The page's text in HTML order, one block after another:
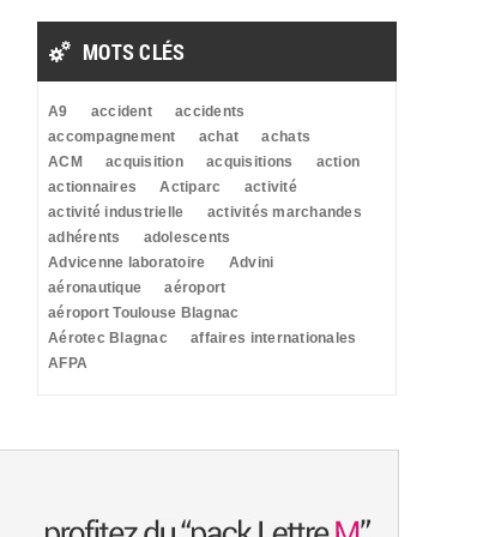
MOTS CLÉS
A9 accident
accidents
accompagnement
achat
achats
ACM
acquisition acquisitions
action
actionnaires
Actiparc
activité
activité industrielle
activités marchandes
adhérents
adolescents
Advicenne laboratoire
Advini
aéronautique
aéroport
aéroport Toulouse Blagnac
Aérotec Blagnac
affaires internationales
AFPA